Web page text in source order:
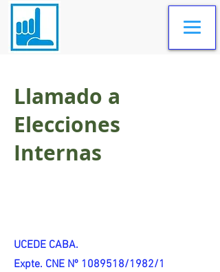
Llamado a
Elecciones
Internas
UCEDE CABA.
Expte. CNE Nº 1089518/1982/1